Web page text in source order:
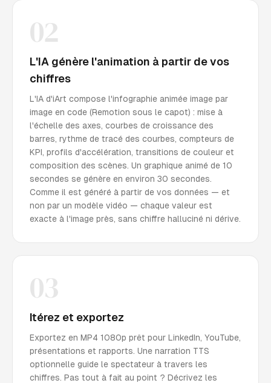
02
L'IA génère l'animation à partir de vos
chiffres
L'IA d'iArt compose l'infographie animée image par
image en code (Remotion sous le capot) : mise à
l'échelle des axes, courbes de croissance des
barres, rythme de tracé des courbes, compteurs de
KPI, profils d'accélération, transitions de couleur et
composition des scènes. Un graphique animé de 10
secondes se génère en environ 30 secondes.
Comme il est généré à partir de vos données — et
non par un modèle vidéo — chaque valeur est
exacte à l'image près, sans chiffre halluciné ni dérive.
03
Itérez et exportez
Exportez en MP4 1080p prêt pour LinkedIn, YouTube,
présentations et rapports. Une narration TTS
optionnelle guide le spectateur à travers les
chiffres. Pas tout à fait au point ? Décrivez les